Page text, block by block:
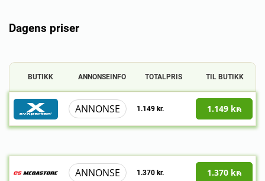
Dagens priser
BUTIKK ANNONSEINFO TOTALPRIS TIL BUTIKK
ANNONSE 1.149 kr. 1.149 kr.
ANNONSE 1.370 kr. 1.370 kr.